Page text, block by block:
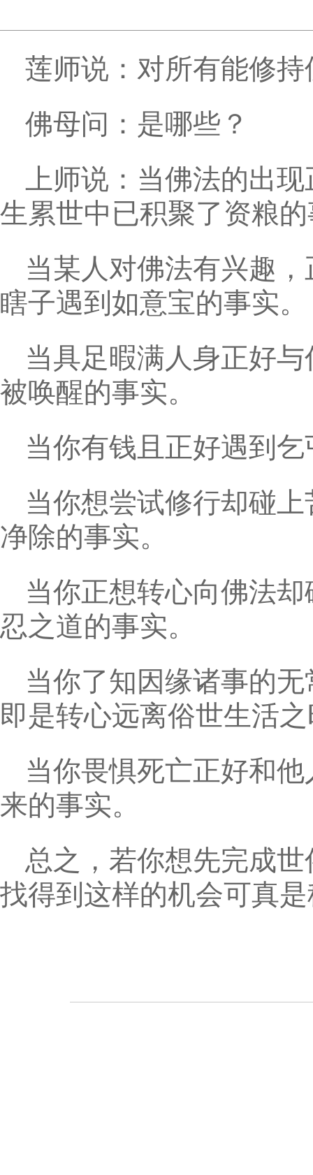
莲师说：对所有能修
佛母问：是哪些？
上师说：当佛法的出
生累世中已积聚了资粮
当某人对佛法有兴趣
瞎子遇到如意宝的事实。
当具足暇满人身正好
被唤醒的事实。
当你有钱且正好遇到
当你想尝试修行却碰
净除的事实。
当你正想转心向佛法
忍之道的事实。
当你了知因缘诸事的
即是转心远离俗世生活
当你畏惧死亡正好和
来的事实。
总之，若你想先完成
找得到这样的机会可真